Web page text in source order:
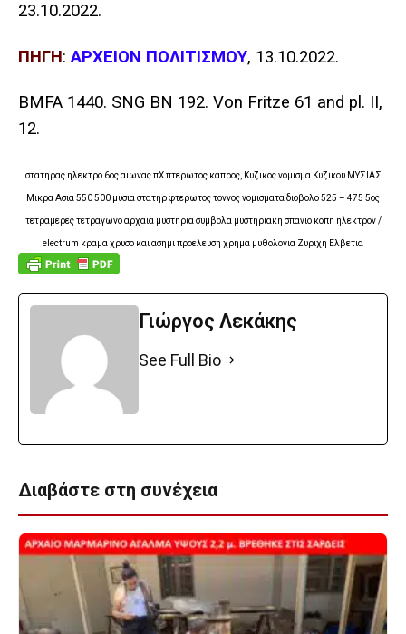
23.10.2022.
ΠΗΓΗ:ΑΡΧΕΙΟΝ ΠΟΛΙΤΙΣΜΟΥ, 13.10.2022.
BMFA 1440. SNG BN 192. Von Fritze 61 and pl. II,
12.
στατηρας ηλεκτρο 6ος αιωνας πΧ πτερωτος καπρος, Κυζικος νομισμα Κυζικου ΜΥΣΙΑΣ
Μικρα Ασια 550 500 μυσια στατηρ φτερωτος τοννος νομισματα διοβολο 525 – 475 5ος
τετραμερες τετραγωνο αρχαια μυστηρια συμβολα μυστηριακη σπανιο κοπη ηλεκτρον /
electrum κραμα χρυσο και ασημι προελευση χρημα μυθολογια Ζυριχη Ελβετια
Γιώργος Λεκάκης
See Full Bio
Διαβάστε στη συνέχεια